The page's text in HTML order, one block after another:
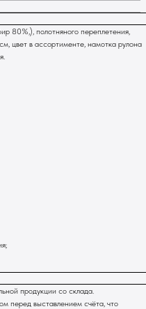
80%,), полотняного переплетения,
цвет в ассортименте, намотка рулона
продукции со склада.
перед выставлением счёта, что